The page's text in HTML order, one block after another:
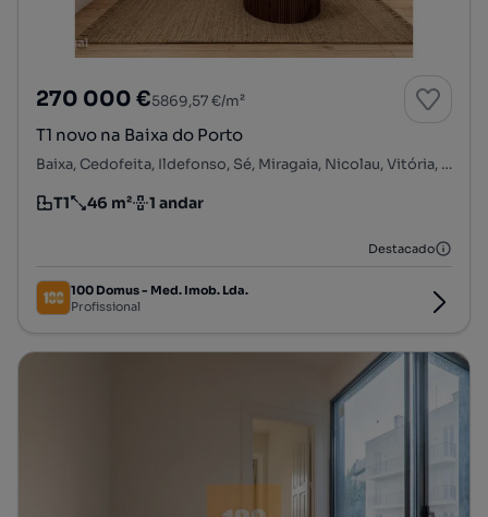
270 000 €5869,57 €/m²
T1 novo na Baixa do Porto
Baixa, Cedofeita, Ildefonso, Sé, Miragaia, Nicolau, Vitória, Porto, Porto
Tipologia
T1
Preço por metro quadrado
46 m²
Andar 1 andar
Destacado
100 Domus - Med. Imob. Lda.
Profissional